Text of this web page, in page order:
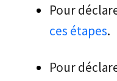
Pour
ces étapes.
Pour